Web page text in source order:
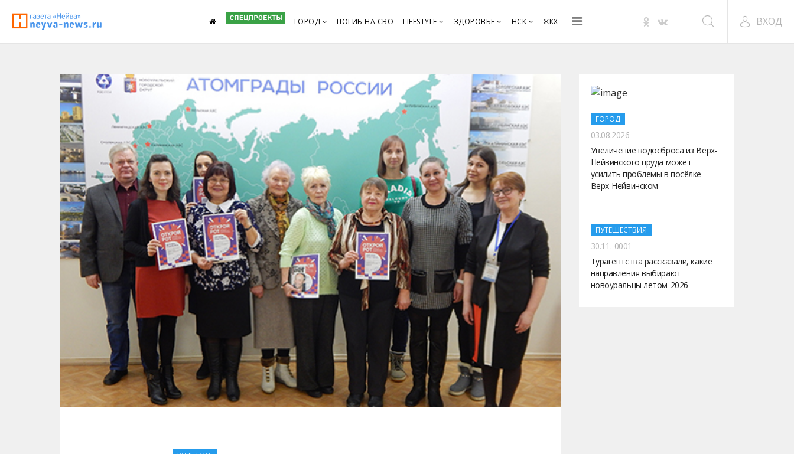
ГОРОД ПОГИБ НА СВО LIFESTYLE ЗДОРОВЬЕ НСК ЖКХ ВХОД
ГОРОД
03.08.2026
Увеличение водосброса из Верх-
Нейвинского пруда может
усилить проблемы в посёлке
Верх-Нейвинском
ПУТЕШЕСТВИЯ
30.11.-0001
Турагентства рассказали, какие
направления выбирают
новоуральцы летом-2026